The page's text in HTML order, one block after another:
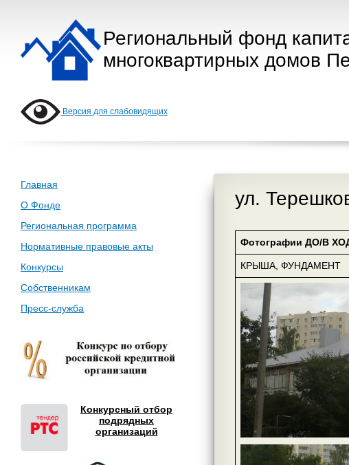
Региональный фонд
многоквартирных домов
Версия для слабовидящих
Главная
О Фонде
Региональная программа
Нормативные правовые акты
Конкурсы
Собственникам
Пресс-служба
Конкурсный отбор
подрядных
организаций
ул.
Фотографии ДО/В
КРЫША, ФУНДАМЕНТ